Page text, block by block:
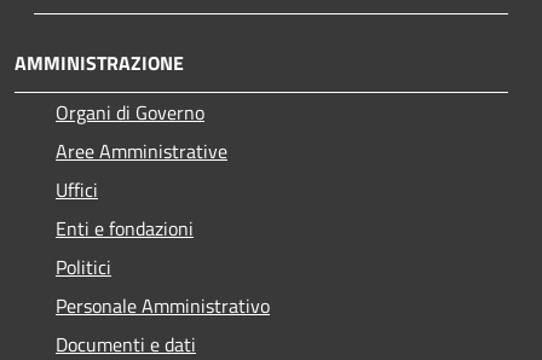
AMMINISTRAZIONE
Organi di Governo
Aree Amministrative
Uffici
Enti e fondazioni
Politici
Personale Amministrativo
Documenti e dati